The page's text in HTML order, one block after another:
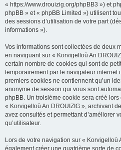
« https://www.drouizig.org/phpBB3 ») et
phpBB » et « phpBB Limited ») utilisent
des sessions d’utilisation de votre part
informations »).
Vos informations sont collectées de deux
en naviguant sur « Korvigelloù An
certain nombre de cookies qui sont de
temporairement par le navigateur internet
premiers cookies ne contiennent qu’un
anonyme de session qui vous sont
phpBB. Un troisième cookie sera créé
« Korvigelloù An DROUIZIG », archivant
avez consultés et permettant d’améliorer
qu’utilisateur.
Lors de votre navigation sur « Korvigelloù
également créer une quatrième sorte de